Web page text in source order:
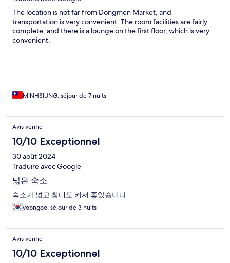
The location is not far from Dongmen Market, and
transportation is very convenient. The room facilities are fairly
complete, and there is a lounge on the first floor, which is very
convenient.
MINHSIUNG, séjour de 7 nuits
Avis vérifié
10/10 Exceptionnel
30 août 2024
Traduire avec Google
넓은 숙소
숙소가 넓고 침대도 커서 좋았습니다
yoongoo, séjour de 3 nuits
Avis vérifié
10/10 Exceptionnel